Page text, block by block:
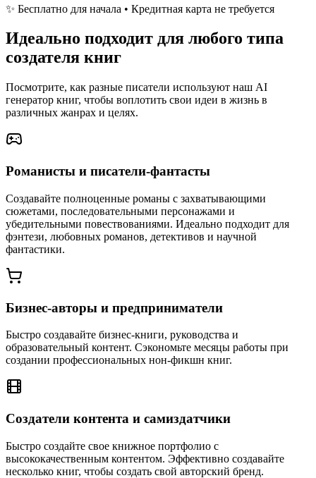
✨ Бесплатно для начала • Кредитная карта не требуется
Идеально подходит для любого типа
создателя книг
Посмотрите, как разные писатели используют наш AI
генератор книг, чтобы воплотить свои идеи в жизнь в
различных жанрах и целях.
Романисты и писатели-фантасты
Создавайте полноценные романы с захватывающими
сюжетами, последовательными персонажами и
убедительными повествованиями. Идеально подходит для
фэнтези, любовных романов, детективов и научной
фантастики.
Бизнес-авторы и предприниматели
Быстро создавайте бизнес-книги, руководства и
образовательный контент. Сэкономьте месяцы работы при
создании профессиональных нон-фикшн книг.
Создатели контента и самиздатчики
Быстро создайте свое книжное портфолио с
высококачественным контентом. Эффективно создавайте
несколько книг, чтобы создать свой авторский бренд.